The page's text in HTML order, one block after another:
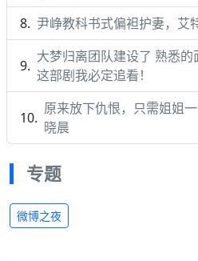
尹峥教科书式偏袒护妻，艾
大梦归离团队建设了 熟悉的
这部剧我必定追看！
原来放下仇恨，只需姐姐
晓晨
专题
微博之夜